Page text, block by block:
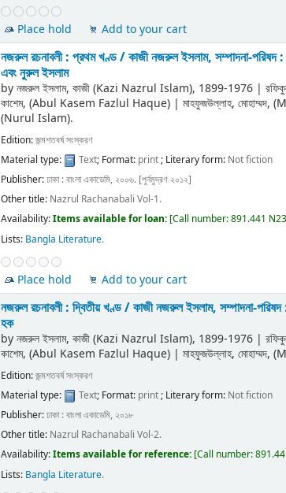
Place hold
Add to your cart
নজরুল রচনাবলী : প্রথম খণ্ড /কাজী নজরুল ইসলাম, সম্পাদনা-
এবং নুরুল ইসলাম
byনজরুল ইসলাম, কাজী (Kazi Nazrul Islam), 1899-1976|
কাশেম, (Abul Kasem Fazlul Haque)| মাহফুজউল্লাহ,
(Nurul Islam).
Edition:জন্মশতবর্ষ সংস্করণ
Material type:
Text; Format: print; Literary form: Not fiction
Publisher:ঢাকা : বাংলা একাডেমি, ২০০৬. [পুর্নমুদ্রণ ২০১২]
Other title: Nazrul Rachanabali Vol-1.
Availability:Items available for loan: [Call number:891.441
Lists: Bangla Literature.
Place hold
Add to your cart
নজরুল রচনাবলী : দ্বিতীয় খণ্ড /কাজী নজরুল ইসলাম, সম্পাদনা-
হক
byনজরুল ইসলাম, কাজী (Kazi Nazrul Islam), 1899-1976|
কাশেম, (Abul Kasem Fazlul Haque)| মাহফুজউল্লাহ,
Edition:জন্মশতবর্ষ সংস্করণ
Material type:
Text; Format: print; Literary form: Not fiction
Publisher:ঢাকা : বাংলা একাডেমি, ২০১৮
Other title: Nazrul Rachanabali Vol-2.
Availability:Items available for reference: [Call number:
Lists: Bangla Literature.